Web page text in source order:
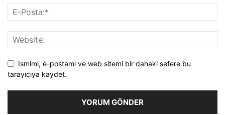
Ismimi, e-postamı ve web sitemi bir dahaki sefere bu
tarayıcıya kaydet.